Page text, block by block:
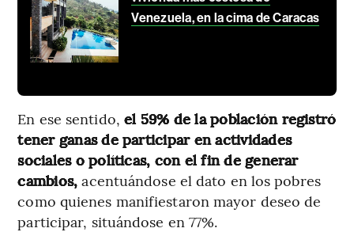
Venezuela, en la cima de Caracas
En ese sentido, el 59% de la población registró
tener ganas de participar en actividades
sociales o políticas, con el fin de generar
cambios, acentuándose el dato en los pobres
como quienes manifiestaron mayor deseo de
participar, situándose en 77%.